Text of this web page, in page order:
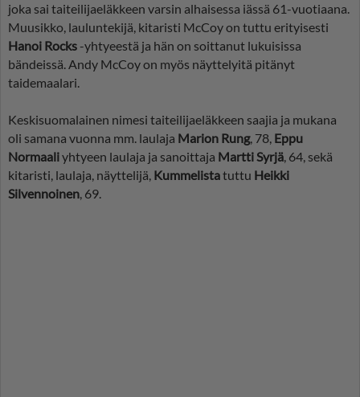
joka sai taiteilijaeläkkeen varsin alhaisessa iässä 61-vuotiaana.
Muusikko, lauluntekijä, kitaristi McCoy on tuttu erityisesti
Hanoi Rocks -yhtyeestä ja hän on soittanut lukuisissa
bändeissä. Andy McCoy on myös näyttelyitä pitänyt
taidemaalari.
Keskisuomalainen nimesi taiteilijaeläkkeen saajia ja mukana
oli samana vuonna mm. laulaja Marion Rung, 78, Eppu
Normaaliyhtyeen laulaja ja sanoittaja Martti Syrjä, 64, sekä
kitaristi, laulaja, näyttelijä, Kummelistatuttu Heikki
Silvennoinen, 69.